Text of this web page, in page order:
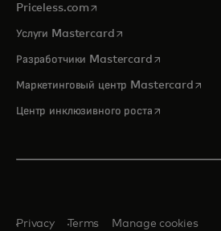
Priceless.com opens in a new tab
Услуги Mastercardopens in a new tab
Разработчики Mastercardopens in a
Маркетинговый центр Mastercard
Центр инклюзивного ростаopens in a
Privacy Terms Manage cookies